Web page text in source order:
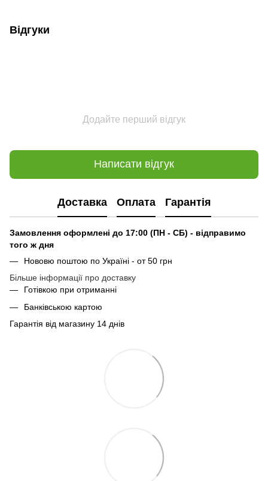
Відгуки
Додайте перший відгук
Написати відгук
Доставка Оплата Гарантія
Замовлення оформлені до 17:00 (ПН - СБ) - відправимо
того ж дня
Нововю поштою по Україні - от 50 грн
Більше інформації про доставку
Готівкою при отриманні
Банківською картою
Гарантія від магазину 14 днів